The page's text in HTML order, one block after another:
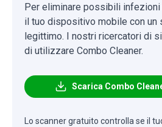
Per eliminare possibili infezioni
il tuo dispositivo mobile con un
legittimo. I nostri ricercatori di
di utilizzare Combo Cleaner.
Scarica Combo
Lo scanner gratuito controlla se il